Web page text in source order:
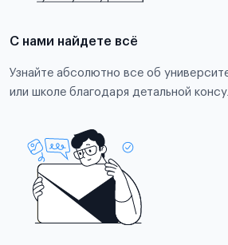
С нами найдете всё
Узнайте абсолютно все об
или школе благодаря детальной